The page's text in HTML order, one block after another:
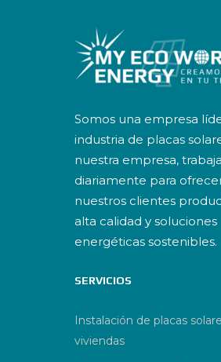
Somos una empresa
industria de placas
nuestra empresa,
diariamente para
nuestros clientes
alta calidad y soluciones
energéticas sostenibles.
SERVICIOS
Instalación de placas
viviendas